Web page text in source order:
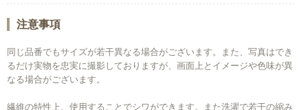
注意事項
同じ品番でもサイズが若干異なる場合がございます。また、写真はでき
るだけ実物を忠実に撮影しておりますが、画面上とイメージや色味が異
なる場合がございます。
繊維の特性上、使用することでシワができます。また洗濯で若干の縮み